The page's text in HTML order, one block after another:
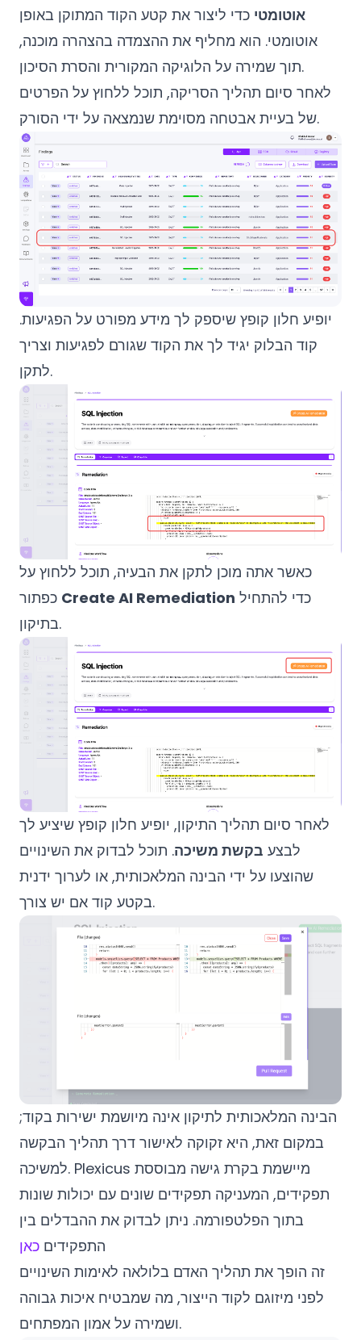
אוטומטי כדי ליצור את קטע הקוד המתוקן באופן
אוטומטי. הוא מחליף את ההצמדה בהצהרה מוכנה,
תוך שמירה על הלוגיקה המקורית והסרת הסיכון.
לאחר סיום תהליך הסריקה, תוכל ללחוץ על הפרטים
של בעיית אבטחה מסוימת שנמצאה על ידי הסורק.
יופיע חלון קופץ שיספק לך מידע מפורט על הפגיעות.
קוד הבלוק יגיד לך את הקוד שגורם לפגיעות וצריך
לתקן.
כאשר אתה מוכן לתקן את הבעיה, תוכל ללחוץ על
Create AI Remediation
בתיקון.
לאחר סיום תהליך התיקון, יופיע חלון קופץ שיציע לך
לבצע בקשת משיכה. תוכל לבדוק את השינויים
שהוצעו על ידי הבינה המלאכותית, או לערוך ידנית
בקטע קוד אם יש צורך.
הבינה המלאכותית לתיקון אינה מיושמת ישירות בקוד;
במקום זאת, היא זקוקה לאישור דרך תהליך הבקשה
למשיכה. Plexicus מיישמת בקרת גישה מבוססת
תפקידים, המעניקה תפקידים שונים עם יכולות שונות
בתוך הפלטפורמה. ניתן לבדוק את ההבדלים בין
התפקידים כאן
זה הופך את תהליך האדם בלולאה לאימות השינויים
לפני מיזוגם לקוד הייצור, מה שמבטיח איכות גבוהה
ושמירה על אמון המפתחים.